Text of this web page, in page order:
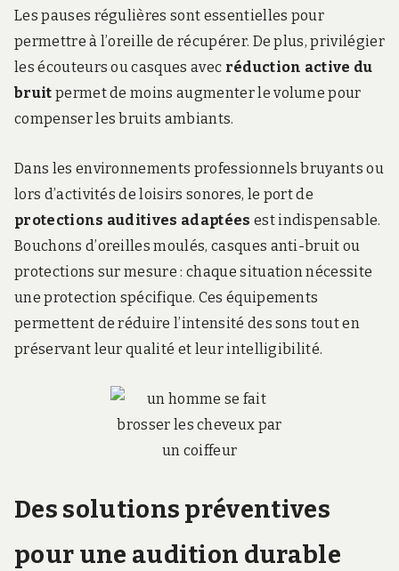
Les pauses régulières sont essentielles pour
permettre à l’oreille de récupérer. De plus, privilégier
les écouteurs ou casques avec réduction active du
bruit permet de moins augmenter le volume pour
compenser les bruits ambiants.
Dans les environnements professionnels bruyants ou
lors d’activités de loisirs sonores, le port de
protections auditives adaptées est indispensable.
Bouchons d’oreilles moulés, casques anti-bruit ou
protections sur mesure : chaque situation nécessite
une protection spécifique. Ces équipements
permettent de réduire l’intensité des sons tout en
préservant leur qualité et leur intelligibilité.
Des solutions préventives
pour une audition durable